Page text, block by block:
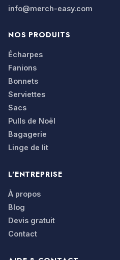
info@merch-easy.com
NOS PRODUITS
Écharpes
Fanions
Bonnets
Serviettes
Sacs
Pulls de Noël
Bagagerie
Linge de lit
L'ENTREPRISE
À propos
Blog
Devis gratuit
Contact